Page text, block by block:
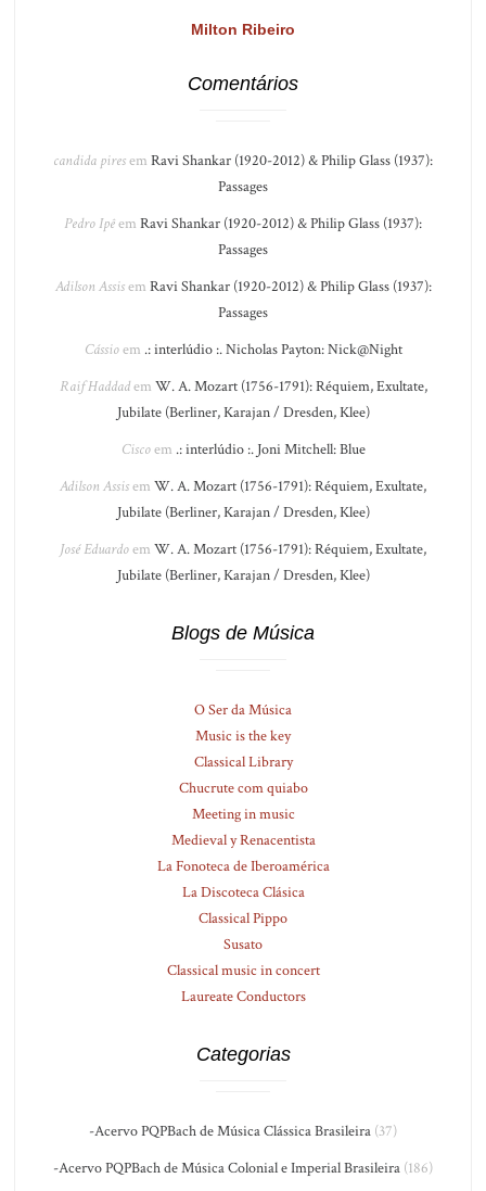
Milton Ribeiro
Comentários
candida piresem Ravi Shankar (1920-2012) & Philip Glass (1937):
Passages
Pedro Ipêem Ravi Shankar (1920-2012) & Philip Glass (1937):
Passages
Adilson Assisem Ravi Shankar (1920-2012) & Philip Glass (1937):
Passages
Cássioem .: interlúdio :. Nicholas Payton: Nick@Night
Raif Haddadem W. A. Mozart (1756-1791): Réquiem, Exultate,
Jubilate (Berliner, Karajan / Dresden, Klee)
Ciscoem .: interlúdio :. Joni Mitchell: Blue
Adilson Assisem W. A. Mozart (1756-1791): Réquiem, Exultate,
Jubilate (Berliner, Karajan / Dresden, Klee)
José Eduardoem W. A. Mozart (1756-1791): Réquiem, Exultate,
Jubilate (Berliner, Karajan / Dresden, Klee)
Blogs de Música
O Ser da Música
Music is the key
Classical Library
Chucrute com quiabo
Meeting in music
Medieval y Renacentista
La Fonoteca de Iberoamérica
La Discoteca Clásica
Classical Pippo
Susato
Classical music in concert
Laureate Conductors
Categorias
-Acervo PQPBach de Música Clássica Brasileira (37)
-Acervo PQPBach de Música Colonial e Imperial Brasileira (186)